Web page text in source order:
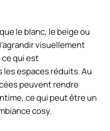
le blanc, le beige ou
visuellement
ce qui est
espaces réduits. Au
peuvent rendre
ce qui peut être un
cosy.